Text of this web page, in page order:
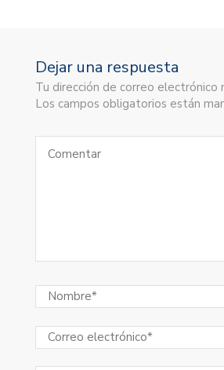
Dejar una respuesta
Tu dirección de correo electrónico
Los campos obligatorios están